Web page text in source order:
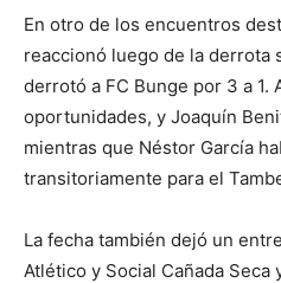
En otro de los encuentros
reaccionó luego de la derrota
derrotó a FC Bunge por 3 a 1.
oportunidades, y Joaquín
mientras que Néstor García
transitoriamente para el
La fecha también dejó un
Atlético y Social Cañada Seca